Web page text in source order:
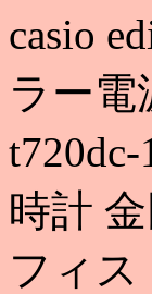
casio
ラー電
時計
フィス